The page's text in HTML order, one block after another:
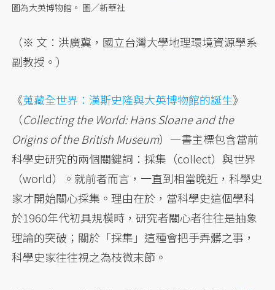
圖為大英博物館。 圖／新華社
（※ 文：洪廣冀，國立台灣大學地理環境資源學系
副教授。）
《蒐藏全世界：漢斯史隆與大英博物館的誕生》
（Collecting the World: Hans Sloane and the
Origins of the British Museum）一書主標包含當前
科學史研究的兩個關鍵詞：採集（collect）與世界
（world）。就前者而言，一直到相當晚近，科學史
家才開始關心採集。理由在於，當科學史這個學科
於1960年代初具規模時，研究者關心者往往是抽象
理論的突破；關於「採集」這種會把手弄髒之事，
科學史家往往視之為枝微末節。